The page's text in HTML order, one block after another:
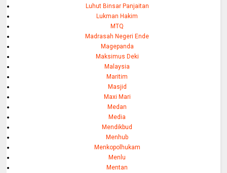
Luhut Binsar Panjaitan
Lukman Hakim
MTQ
Madrasah Negeri Ende
Magepanda
Maksimus Deki
Malaysia
Maritim
Masjid
Maxi Mari
Medan
Media
Mendikbud
Menhub
Menkopolhukam
Menlu
Mentan